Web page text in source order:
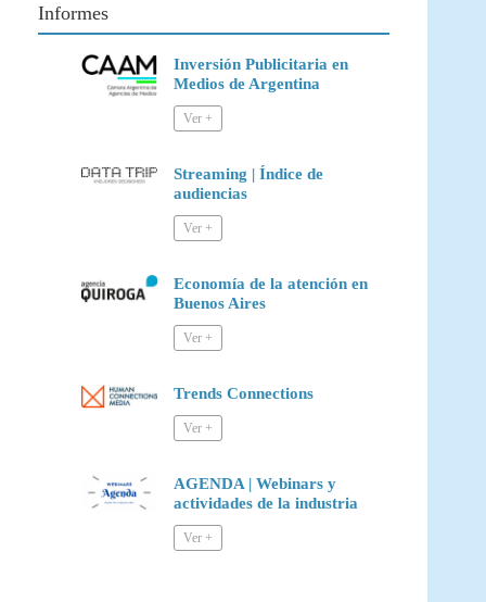
Informes
Inversión Publicitaria en
Medios de Argentina
Streaming | Índice de
audiencias
Economía de la atención en
Buenos Aires
Trends Connections
AGENDA | Webinars y
actividades de la industria